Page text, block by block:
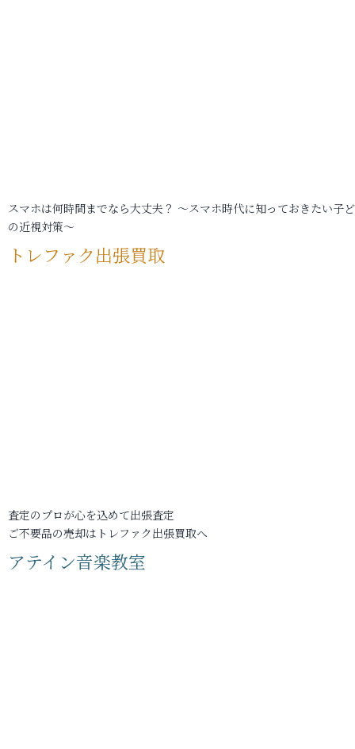
スマホは何時間までなら大丈夫？ ～スマホ時代に知っておきたい子
の近視対策～
トレファク出張買取
査定のプロが心を込めて出張査定
ご不要品の売却はトレファク出張買取へ
アテイン音楽教室